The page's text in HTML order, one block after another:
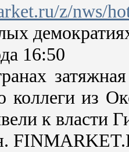
z/nws/
16:50
коллеги из
к власти